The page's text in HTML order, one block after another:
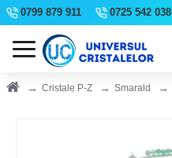
0799 879 911 0725 542 038
Cristale P-Z Smarald